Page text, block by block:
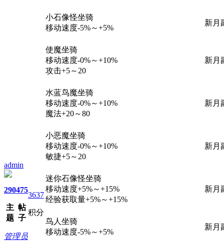
admin
290
主
题
475
帖
子
3637
积分
管理员
小石像怪坐骑
移动速度-5%～+5%
新月
使魔坐骑
移动速度-0%～+10%
攻击+5～20
新月
水蓝鸟魔坐骑
移动速度-0%～+10%
魔法+20～80
新月
小恶魔坐骑
移动速度-0%～+10%
敏捷+5～20
新月
迷你石像怪坐骑
移动速度+5%～+15%
经验获取量+5%～+15%
新月
鸟人坐骑
移动速度-5%～+5%
新月